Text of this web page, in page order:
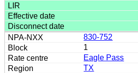
830-752
1
Eagle Pass
TX